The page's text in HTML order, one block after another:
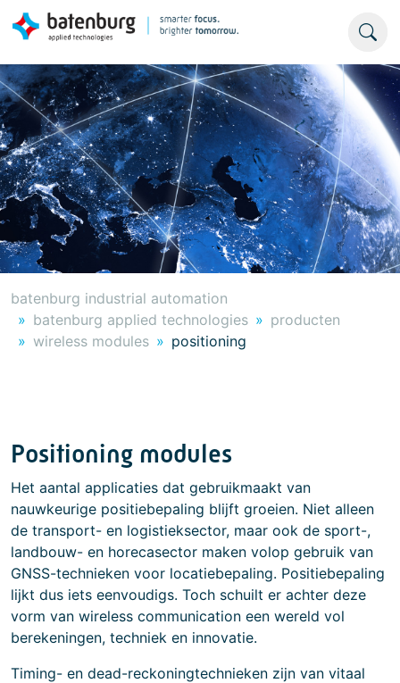
batenburg industrial automation
batenburg applied technologies
producten
wireless modules
positioning
Positioning modules
Het aantal applicaties dat gebruikmaakt van
nauwkeurige positiebepaling blijft groeien. Niet alleen
de transport- en logistieksector, maar ook de sport-,
landbouw- en horecasector maken volop gebruik van
GNSS-technieken voor locatiebepaling. Positiebepaling
lijkt dus iets eenvoudigs. Toch schuilt er achter deze
vorm van wireless communication een wereld vol
berekeningen, techniek en innovatie.
Timing- en dead-reckoningtechnieken zijn van vitaal